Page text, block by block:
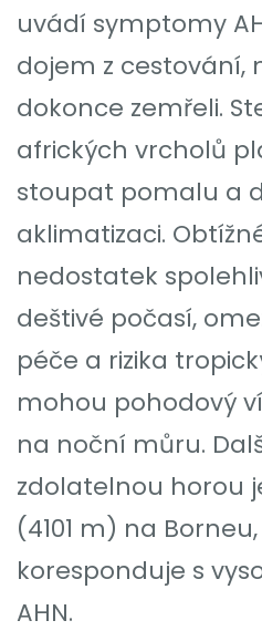
uvádí symptomy
dojem z cestování,
dokonce zemřeli.
afrických vrcholů
stoupat pomalu a
aklimatizaci.
nedostatek
deštivé počasí,
péče a rizika
mohou pohodový
na noční můru.
zdolatelnou horou
(4101 m) na
koresponduje s
AHN.